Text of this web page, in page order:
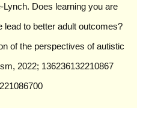
Does learning you are
lead to better adult outcomes?
of the perspectives of autistic
2022; 136236132210867